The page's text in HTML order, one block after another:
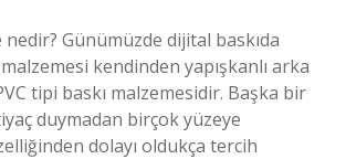
Günümüzde dijital baskıda
kendinden yapışkanlı arka
tipi baskı malzemesidir. Başka bir
duymadan birçok yüzeye
dolayı oldukça tercih